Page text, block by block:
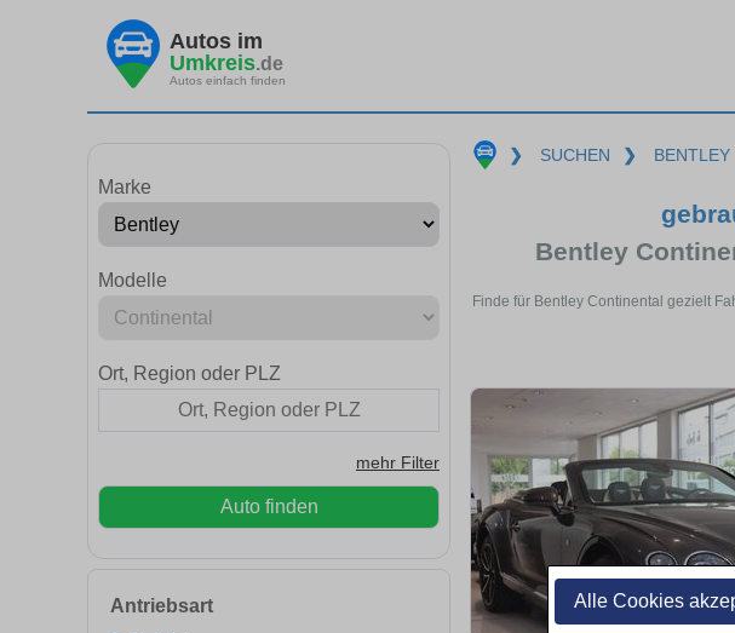
Alle Cookies
Autos im
Umkreis.de
Autos einfach finden
Marke
Modelle
Ort, Region oder PLZ
mehr Filter
Auto finden
Antriebsart
❯ SUCHEN ❯ BENTLEY
Bentley
Finde für Bentley Continental gezielt